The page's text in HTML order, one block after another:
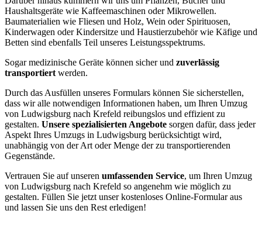
Haushaltsgeräte wie Kaffeemaschinen oder Mikrowellen.
Baumaterialien wie Fliesen und Holz, Wein oder Spirituosen,
Kinderwagen oder Kindersitze und Haustierzubehör wie Käfige und
Betten sind ebenfalls Teil unseres Leistungsspektrums.
Sogar medizinische Geräte können sicher und zuverlässig
transportiert werden.
Durch das Ausfüllen unseres Formulars können Sie sicherstellen,
dass wir alle notwendigen Informationen haben, um Ihren Umzug
von Ludwigsburg nach Krefeld reibungslos und effizient zu
gestalten. Unsere spezialisierten Angebote sorgen dafür, dass jeder
Aspekt Ihres Umzugs in Ludwigsburg berücksichtigt wird,
unabhängig von der Art oder Menge der zu transportierenden
Gegenstände.
Vertrauen Sie auf unseren umfassenden Service, um Ihren Umzug
von Ludwigsburg nach Krefeld so angenehm wie möglich zu
gestalten. Füllen Sie jetzt unser kostenloses Online-Formular aus
und lassen Sie uns den Rest erledigen!